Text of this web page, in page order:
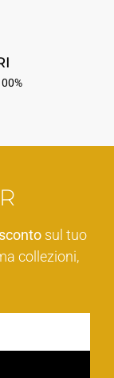
sul tuo
collezioni,